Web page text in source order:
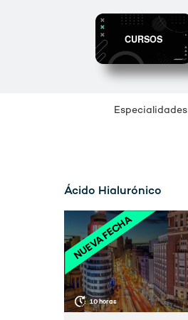
CURSOS
Especialidades
Ácido Hialurónico
10 horas